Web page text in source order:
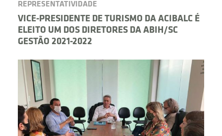
REPRESENTATIVIDADE
VICE-PRESIDENTE DE TURISMO DA ACIBALC É
ELEITO UM DOS DIRETORES DA ABIH/SC
GESTÃO 2021-2022